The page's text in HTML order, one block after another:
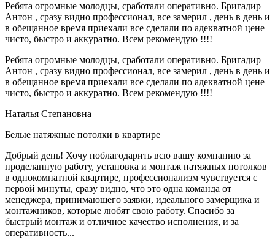
Ребята огромные молодцы, сработали оперативно. Бригадир
Антон , сразу видно профессионал, все замерил , день в день и
в обещанное время приехали все сделали по адекватной цене
чисто, быстро и аккуратно. Всем рекомендую !!!!
Ребята огромные молодцы, сработали оперативно. Бригадир
Антон , сразу видно профессионал, все замерил , день в день и
в обещанное время приехали все сделали по адекватной цене
чисто, быстро и аккуратно. Всем рекомендую !!!!
Наталья Степановна
Белые натяжные потолки в квартире
Добрый день! Хочу поблагодарить всю вашу компанию за
проделанную работу, установка и монтаж натяжных потолков
в однокомнатной квартире, профессионализм чувствуется с
первой минуты, сразу видно, что это одна команда от
менеджера, принимающего заявки, идеального замерщика и
монтажников, которые любят свою работу. Спасибо за
быстрый монтаж и отличное качество исполнения, и за
оперативность...